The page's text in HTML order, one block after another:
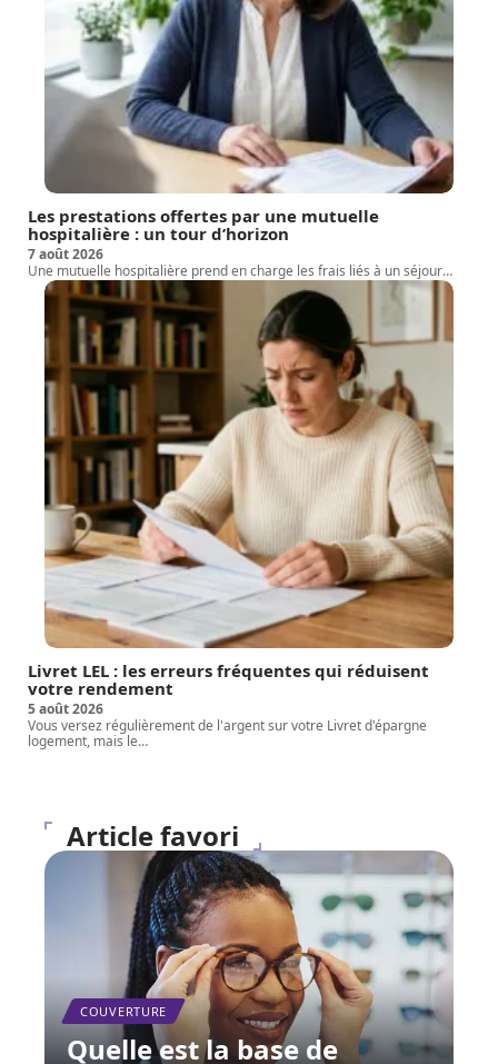
Les prestations offertes par une mutuelle
hospitalière : un tour d’horizon
7 août 2026
Une mutuelle hospitalière prend en charge les frais liés à un séjour…
Livret LEL : les erreurs fréquentes qui réduisent
votre rendement
5 août 2026
Vous versez régulièrement de l'argent sur votre Livret d'épargne
logement, mais le…
Article favori
COUVERTURE
Quelle est la base de